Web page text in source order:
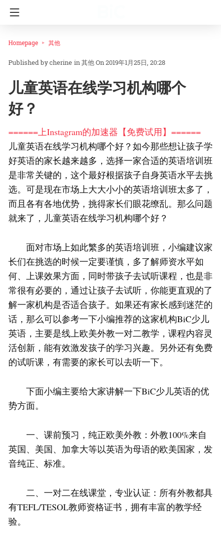
Homepage 其他
cherine in其他On 2019年1月25日, 20:28
儿童英语在线学习机构哪个
好？
======上Instagram的加速器【免费试用】======
儿童英语在线学习机构哪个好？如今那些想让孩子学
好英语的家长越来越多，选择一家合适的英语培训班
是非常关键的，这个最好根据孩子自身英语水平去挑
选。可是现在市场上大大小小的英语培训班太多了，
而且各有各地优势，挑得家长们眼花缭乱。那么问题
就来了，儿童英语在线学习机构哪个好？
面对市场上如此繁多的英语培训班，小编建议家
长们在挑选的时候一定要谨慎，多了解师资水平如
何、上课效果方面，同时带孩子去试听课程，也是非
常很有必要的，通过让孩子去试听，你能更直观的了
解一家机构是否适合孩子。如果还有家长感到迷茫的
话，那么可以参考一下小编推荐的这家机构BiC少儿
英语，主要是线上欧美外教一对二教学，课程内容灵
活创新，能有效激发孩子的学习兴趣。另外还有免费
的试听课，有需要的家长可以去听一下。
下面小编主要给大家讲解一下BiC少儿英语的优
势方面。
一、课前预习，纯正欧美外教：外教100%来自
英国、美国、加拿大等以英语为母语的欧美国家，发
音纯正、标准。
二、一对二在线课堂，专业认证：所有外教都具
有TEFL/TESOL教师资格证书，拥有丰富的教学经
验。